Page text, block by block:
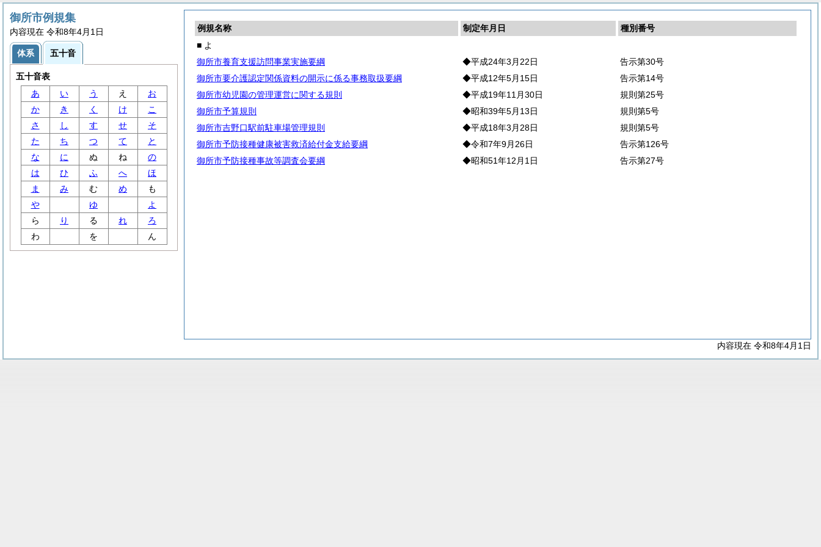
例規名称 制定年月日
種別番号
■ よ
御所市養育支援訪問事業実施要綱
◆平成24年3月22日
告示第30号
御所市要介護認定関係資料の開示に係る事務取扱要綱
◆平成12年5月15日
告示第14号
御所市幼児園の管理運営に関する規則
◆平成19年11月30日
規則第25号
御所市予算規則
◆昭和39年5月13日
規則第5号
御所市吉野口駅前駐車場管理規則
◆平成18年3月28日
規則第5号
御所市予防接種健康被害救済給付金支給要綱
◆令和7年9月26日
告示第126号
御所市予防接種事故等調査会要綱
◆昭和51年12月1日 告示第27号
内容現在 令和8年4月1日
御所市例規集
内容現在 令和8年4月1日
体系 五十音
五十音表
あ
い う え
お
か
き く け
こ
さ
し す せ
そ
た
ち つ て
と
な
に ぬ ね
の
は
ひ ふ へ
ほ
ま
み む め
も
や
ゆ
よ
ら
り る れ
ろ
わ
を ん